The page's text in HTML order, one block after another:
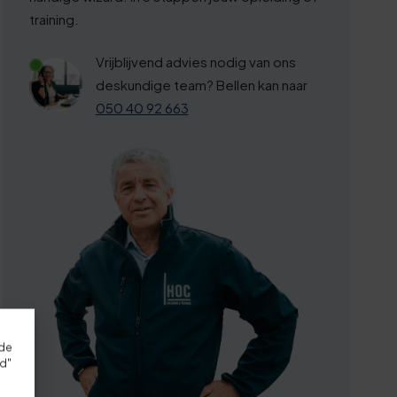
training.
Vrijblijvend advies nodig van ons
deskundige team? Bellen kan naar
050 40 92 663